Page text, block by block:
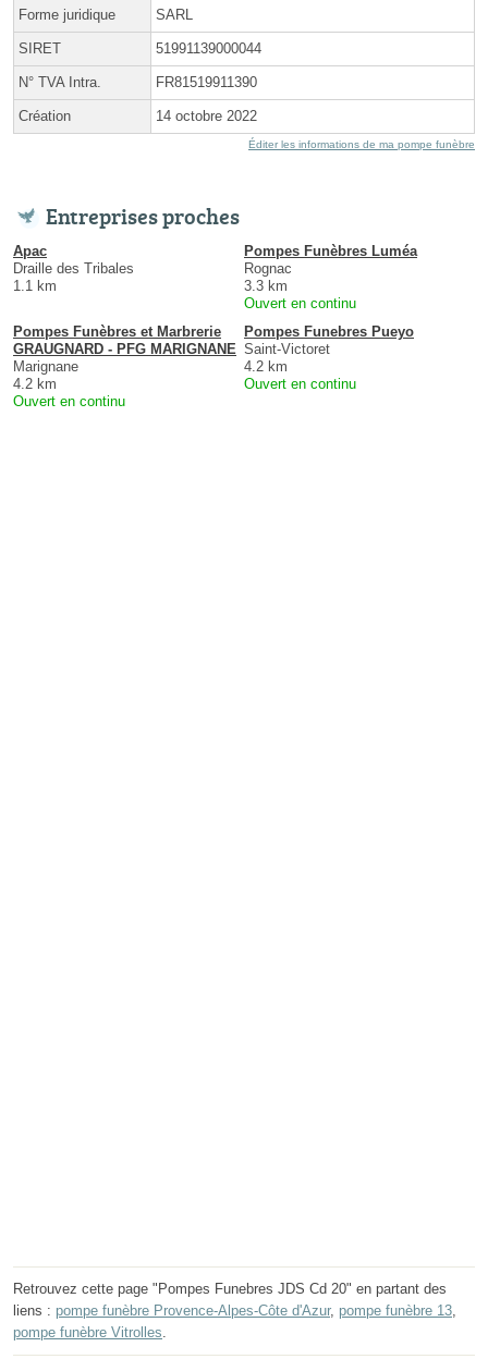
Forme juridique SARL
SIRET 51991139000044
N° TVA Intra. FR81519911390
Création 14 octobre 2022
Éditer les informations de ma pompe funèbre
Entreprises proches
Apac
Draille des Tribales
1.1 km
Pompes Funèbres Luméa
Rognac
3.3 km
Ouvert en continu
Pompes Funèbres et Marbrerie
GRAUGNARD - PFG MARIGNANE
Marignane
4.2 km
Ouvert en continu
Pompes Funebres Pueyo
Saint-Victoret
4.2 km
Ouvert en continu
Retrouvez cette page "Pompes Funebres JDS Cd 20" en partant des
liens : pompe funèbre Provence-Alpes-Côte d'Azur, pompe funèbre 13,
pompe funèbre Vitrolles.